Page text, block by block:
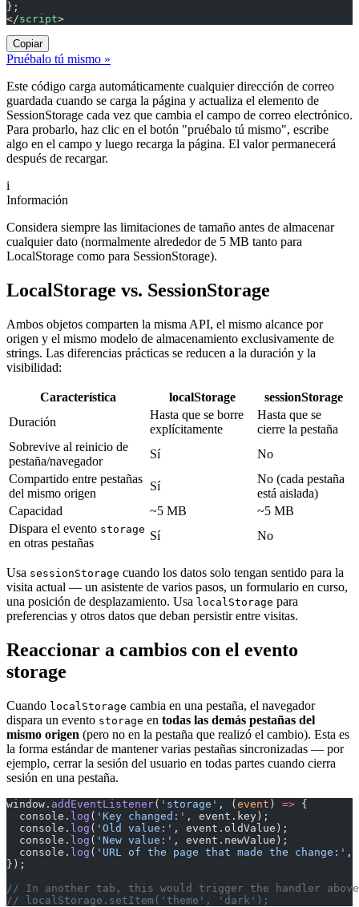
};
</script>
Copiar
Pruébalo tú mismo »
Este código carga automáticamente cualquier dirección de correo
guardada cuando se carga la página y actualiza el elemento de
SessionStorage cada vez que cambia el campo de correo electrónico.
Para probarlo, haz clic en el botón "pruébalo tú mismo", escribe
algo en el campo y luego recarga la página. El valor permanecerá
después de recargar.
i
Información
Considera siempre las limitaciones de tamaño antes de almacenar
cualquier dato (normalmente alrededor de 5 MB tanto para
LocalStorage como para SessionStorage).
LocalStorage vs. SessionStorage
Ambos objetos comparten la misma API, el mismo alcance por
origen y el mismo modelo de almacenamiento exclusivamente de
strings. Las diferencias prácticas se reducen a la duración y la
visibilidad:
Característica localStorage
sessionStorage
Duración
Hasta que se borre
explícitamente
Hasta que se
cierre la pestaña
Sobrevive al reinicio de
pestaña/navegador
Sí
No
Compartido entre pestañas
del mismo origen
Sí
No (cada pestaña
está aislada)
Capacidad
~5 MB
~5 MB
Dispara el evento storage
en otras pestañas
Sí No
Usa sessionStorage cuando los datos solo tengan sentido para la
visita actual — un asistente de varios pasos, un formulario en curso,
una posición de desplazamiento. Usa localStorage para
preferencias y otros datos que deban persistir entre visitas.
Reaccionar a cambios con el evento
storage
Cuando localStorage cambia en una pestaña, el navegador
dispara un evento storage en todas las demás pestañas del
mismo origen (pero no en la pestaña que realizó el cambio). Esta es
la forma estándar de mantener varias pestañas sincronizadas — por
ejemplo, cerrar la sesión del usuario en todas partes cuando cierra
sesión en una pestaña.
window. addEventListener( 'storage' , ( event ) => {
  console.
log ( 'Key changed:' , event.key);
  console.
log ( 'Old value:' , event.oldValue);
  console.
log ( 'New value:' , event.newValue);
  console.
log ( 'URL of the page that made the change:' ,
});
// In another tab, this would trigger the handler
// localStorage.setItem('theme', 'dark');